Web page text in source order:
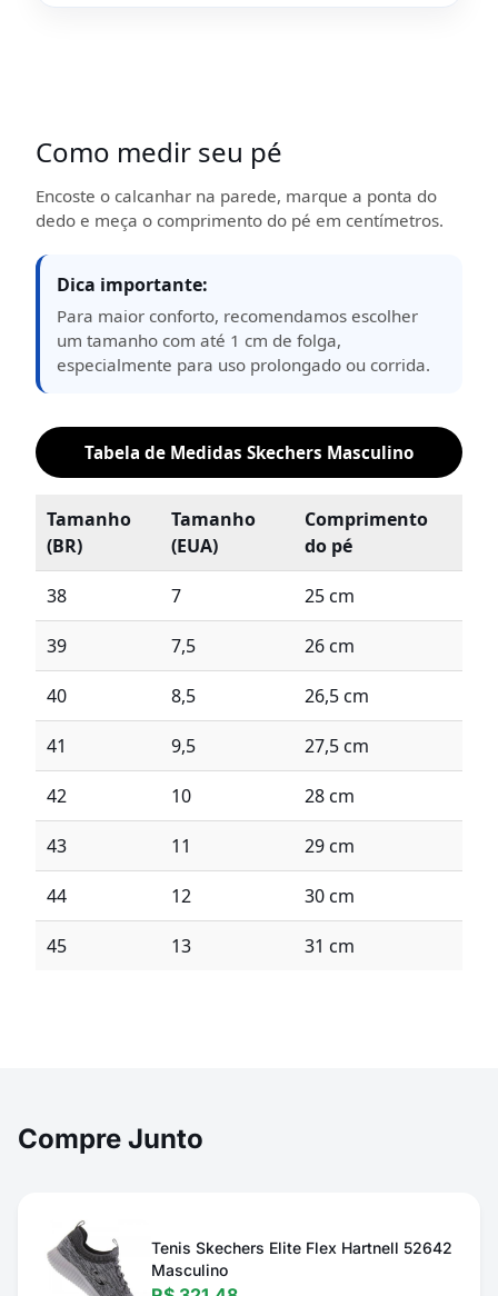
Como medir seu pé
Encoste o calcanhar na parede, marque a ponta do
dedo e meça o comprimento do pé em centímetros.
Dica importante:
Para maior conforto, recomendamos escolher
um tamanho com até 1 cm de folga,
especialmente para uso prolongado ou corrida.
Tabela de Medidas Skechers Masculino
Tamanho
(BR)
Tamanho
(EUA)
Comprimento
do pé
38 7 25 cm
39 7,5 26 cm
40 8,5 26,5 cm
41 9,5 27,5 cm
42 10 28 cm
43 11 29 cm
44 12 30 cm
45 13 31 cm
Compre Junto
Tenis Skechers Elite Flex Hartnell 52642
Masculino